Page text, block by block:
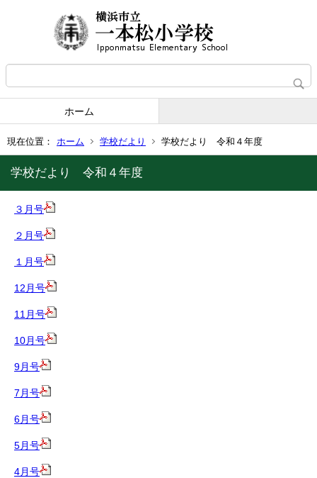
ホーム
現在位置： ホーム 学校だより 学校だより 令和４年度
学校だより 令和４年度
３月号
２月号
１月号
12月号
1 1月号
10月号
9月号
7月号
6月号
5月号
4月号